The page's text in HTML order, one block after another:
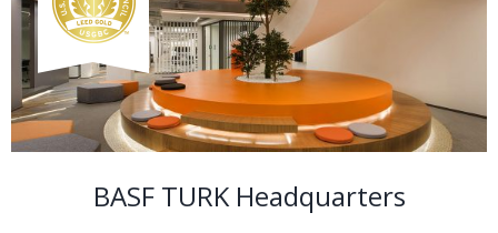
BASF TURK Headquarters